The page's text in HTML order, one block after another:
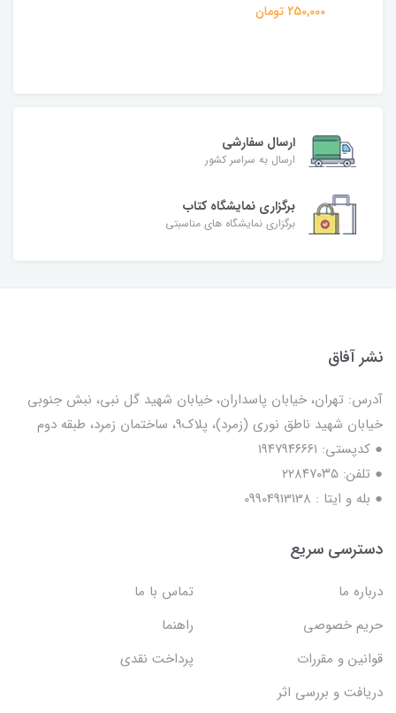
250,000 تومان
ارسال سفارشی
ارسال به سراسر کشور
برگزاری نمایشگاه کتاب
برگزاری نمایشگاه های مناسبتی
نشر آفاق
آدرس: تهران، خیابان پاسداران، خیابان شهید گل نبی، نبش جنوبی
خیابان شهید ناطق نوری (زمرد)، پلاک9، ساختمان زمرد، طبقه دوم
● کدپستی: ۱۹۴۷۹۴۶۶۶۱
● تلفن: ٢٢٨۴٧۰۳۵
● بله و ایتا : 09904913138
دسترسی سریع
درباره ما
تماس با ما
حریم خصوصی
راهنما
قوانین و مقررات
پرداخت نقدی
دریافت و بررسی اثر